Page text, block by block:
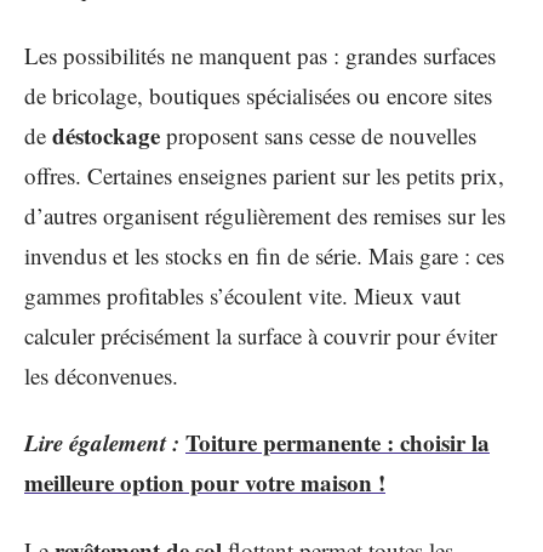
Les possibilités ne manquent pas : grandes surfaces
de bricolage, boutiques spécialisées ou encore sites
de déstockage proposent sans cesse de nouvelles
offres. Certaines enseignes parient sur les petits prix,
d’autres organisent régulièrement des remises sur les
invendus et les stocks en fin de série. Mais gare : ces
gammes profitables s’écoulent vite. Mieux vaut
calculer précisément la surface à couvrir pour éviter
les déconvenues.
Lire également : Toiture permanente : choisir la
meilleure option pour votre maison !